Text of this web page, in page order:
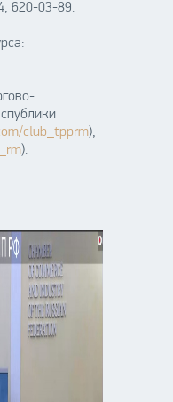
620-03-89.
club_tpprm),
).